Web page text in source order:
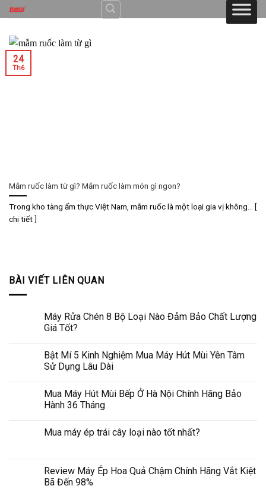
Skip
to
content
Mắm ruốc làm từ gì? Mắm ruốc làm món gì ngon?
Trong kho tàng ẩm thực Việt Nam, mắm ruốc là một loại gia vị không... [
chi tiết ]
24
Th6
BÀI VIẾT LIÊN QUAN
Máy Rửa Chén 8 Bộ Loại Nào Đảm Bảo Chất Lượng
Giá Tốt?
Bật Mí 5 Kinh Nghiệm Mua Máy Hút Mùi Yên Tâm
Sử Dụng Lâu Dài
Mua Máy Hút Mùi Bếp Ở Hà Nội Chính Hãng Bảo
Hành 36 Tháng
Mua máy ép trái cây loại nào tốt nhất?
Review Máy Ép Hoa Quả Chậm Chính Hãng Vắt Kiệt
Bã Đến 98%